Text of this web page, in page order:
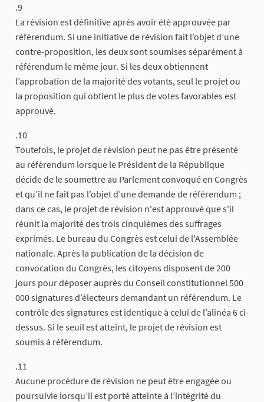
.9
La révision est définitive après avoir été approuvée par
référendum. Si une initiative de révision fait l’objet d’une
contre-proposition, les deux sont soumises séparément à
référendum le même jour. Si les deux obtiennent
l’approbation de la majorité des votants, seul le projet ou
la proposition qui obtient le plus de votes favorables est
approuvé.
.10
Toutefois, le projet de révision peut ne pas être présenté
au référendum lorsque le Président de la République
décide de le soumettre au Parlement convoqué en Congrès
et qu’il ne fait pas l’objet d’une demande de référendum ;
dans ce cas, le projet de révision n'est approuvé que s'il
réunit la majorité des trois cinquièmes des suffrages
exprimés. Le bureau du Congrès est celui de l'Assemblée
nationale. Après la publication de la décision de
convocation du Congrès, les citoyens disposent de 200
jours pour déposer auprès du Conseil constitutionnel 500
000 signatures d’électeurs demandant un référendum. Le
contrôle des signatures est identique à celui de l’alinéa 6 ci-
dessus. Si le seuil est atteint, le projet de révision est
soumis à référendum.
.11
Aucune procédure de révision ne peut être engagée ou
poursuivie lorsqu’il est porté atteinte à l’intégrité du